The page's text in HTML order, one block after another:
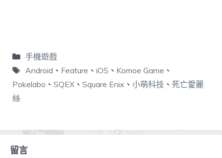
手機遊戲
Android 、 Feature 、 iOS 、 Komoe Game 、
Pokelabo 、 SQEX 、 Square Enix 、 小萌科技 、 死亡愛麗
絲
留言